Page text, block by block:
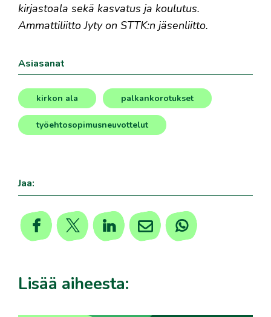
kirjastoala sekä kasvatus ja koulutus.
Ammattiliitto Jyty on STTK:n jäsenliitto.
Asiasanat
kirkon ala
,
palkankorotukset
, työehtosopimusneuvottelut
Jaa:
Lisää aiheesta: